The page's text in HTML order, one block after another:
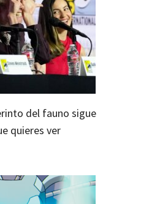
del fauno sigue
quieres ver